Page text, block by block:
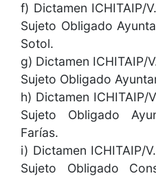
f) Dictamen ICHITAIP/
Sujeto Obligado
Sotol.
g) Dictamen ICHITAIP/
Sujeto Obligado
h) Dictamen ICHITAIP/
Sujeto Obligado
Farías.
i) Dictamen ICHITAIP/
Sujeto Obligado